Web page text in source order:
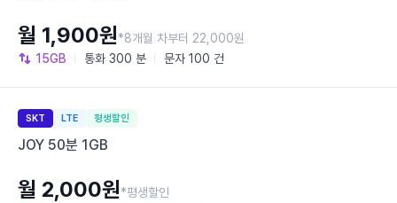
15GB 통화 300 분 문자 100 건
월 1,900원*8개월 차부터 22,000원
SKT LTE 평생할인
JOY 50분 1GB
월 2,000원*평생할인